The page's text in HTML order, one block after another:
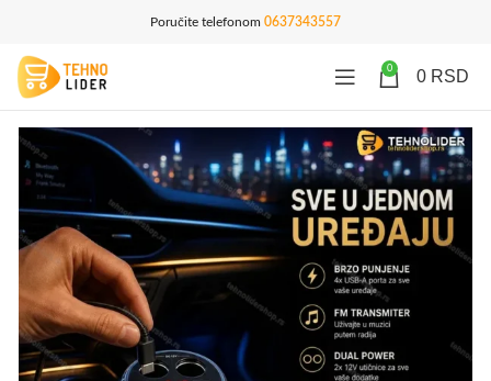
Poručite telefonom 0637343557
0 0 RSD